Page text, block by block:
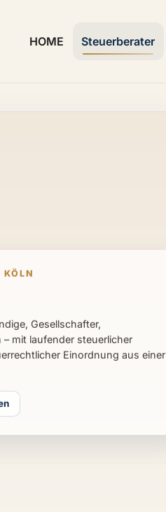
HOME Steuerberater
KÖLN
Gesellschafter,
mit laufender steuerlicher
Einordnung aus einer